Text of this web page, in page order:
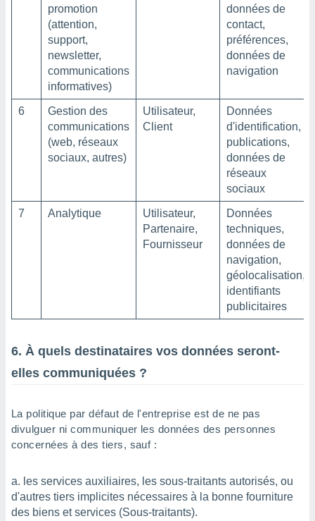
promotion
(attention,
support,
newsletter,
communications
informatives)
données de
contact,
préférences,
données de
navigation
6
Gestion des
communications
(web, réseaux
sociaux, autres)
Utilisateur,
Client
Données
d'identification,
publications,
données de
réseaux
sociaux
7 Analytique
Utilisateur,
Partenaire,
Fournisseur
Données
techniques,
données de
navigation,
géolocalisation,
identifiants
publicitaires
6. À quels destinataires vos données seront-
elles communiquées ?
La politique par défaut de l'entreprise est de ne pas
divulguer ni communiquer les données des personnes
concernées à des tiers, sauf :
les services auxiliaires, les sous-traitants autorisés, ou
d'autres tiers implicites nécessaires à la bonne fourniture
des biens et services (Sous-traitants).